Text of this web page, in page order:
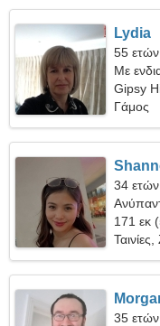
Lydia
55
Με
Gipsy
Γάμος
34
171 εκ
35